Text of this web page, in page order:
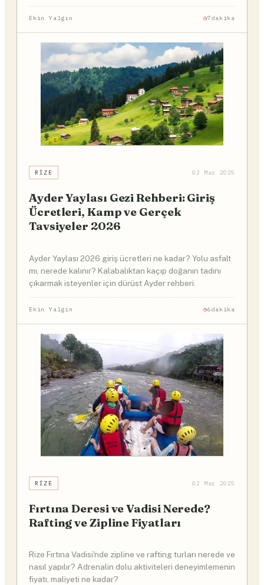
Ekin Yalgın 7dakika
RIZE 02 Mar 2025
Ayder Yaylası Gezi Rehberi: Giriş
Ücretleri, Kamp ve Gerçek
Tavsiyeler 2026
Ayder Yaylası 2026 giriş ücretleri ne kadar? Yolu asfalt
mı, nerede kalınır? Kalabalıktan kaçıp doğanın tadını
çıkarmak isteyenler için dürüst Ayder rehberi.
Ekin Yalgın 6dakika
RIZE 02 Mar 2025
Fırtına Deresi ve Vadisi Nerede?
Rafting ve Zipline Fiyatları
Rize Fırtına Vadisi'nde zipline ve rafting turları nerede ve
nasıl yapılır? Adrenalin dolu aktiviteleri deneyimlemenin
fiyatı, maliyeti ne kadar?